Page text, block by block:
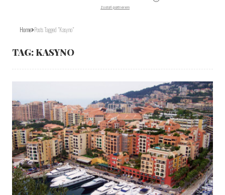
Zostań partnerem
Home Posts Tagged "kasyno"
TAG: KASYNO